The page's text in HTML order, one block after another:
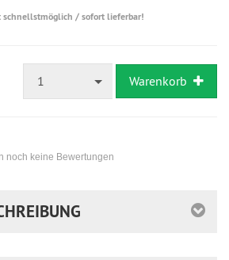
schnellstmöglich / sofort lieferbar!
1 Warenkorb
noch keine Bewertungen